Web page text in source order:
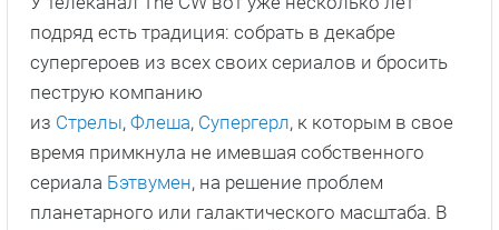
подряд есть традиция: собрать в декабре
супергероев из всех своих сериалов и бросить
пеструю компанию
из Стрелы, Флеша, Супергерл, к которым в свое
время примкнула не имевшая собственного
сериала Бэтвумен, на решение проблем
планетарного или галактического масштаба. В